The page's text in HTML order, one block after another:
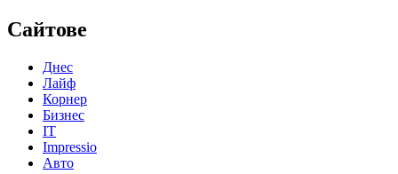
Сайтове
Днес
Лайф
Корнер
Бизнес
IT
Impressio
Авто